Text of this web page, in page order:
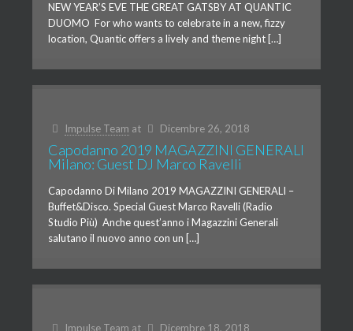
NEW YEAR’S EVE THE GREAT GATSBY AT QUANTIC
DUOMO For who wants to celebrate in a new, fizzy
location, Quantic offers a lively and theme night […]
Impulse Team at Dicembre 26, 2018
Capodanno 2019 MAGAZZINI GENERALI
Milano: Guest DJ Marco Ravelli
Capodanno Di Milano 2019 MAGAZZINI GENERALI –
Buffet&Disco. Special Guest Marco Ravelli (Radio
Studio Più) Anche quest’anno i Magazzini Generali
salutano il nuovo anno con un […]
Impulse Team at Dicembre 18, 2018